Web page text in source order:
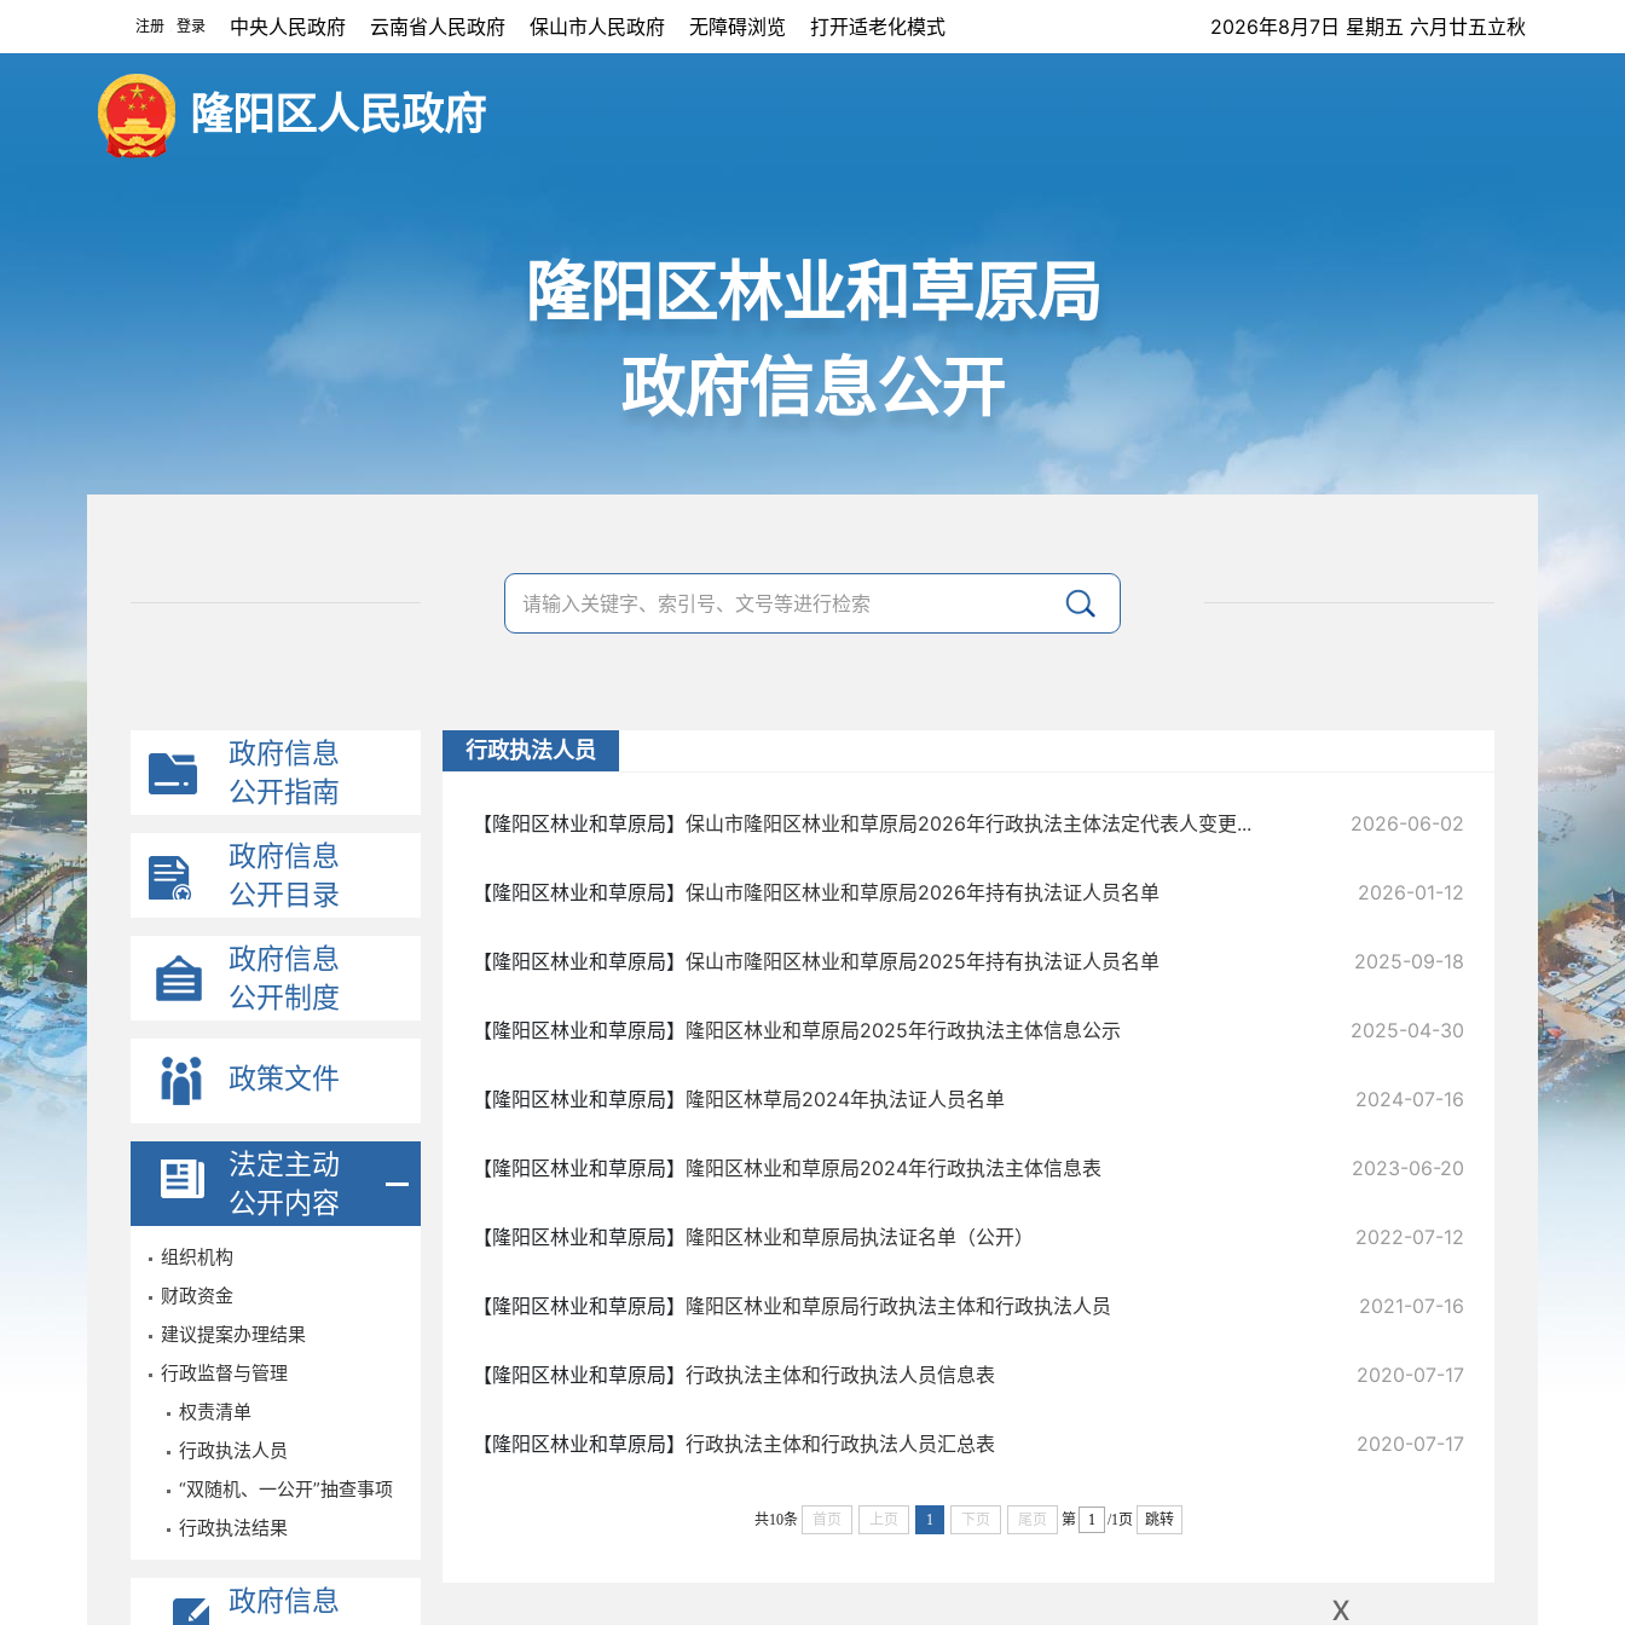
注册 登录
x
中央人民政府 云南省人民政府 保山市人民政府 无障碍浏览 打开适老化模式 2026年8月7日 星期五 六月廿五立秋
隆阳区人民政府
隆阳区林业和草原局
政府信息公开
政府信息
公开指南
政府信息
公开目录
政府信息
公开制度
政策文件
法定主动
公开内容
组织机构
财政资金
建议提案办理结果
行政监督与管理
权责清单
行政执法人员
“双随机、一公开”抽查事项
行政执法结果
政府信息
行政执法人员
【隆阳区林业和草原局】 保山市隆阳区林业和草原局2026年行政执法主体法定代表人变更... 2026-06-02
【隆阳区林业和草原局】 保山市隆阳区林业和草原局2026年持有执法证人员名单 2026-01-12
【隆阳区林业和草原局】 保山市隆阳区林业和草原局2025年持有执法证人员名单 2025-09-18
【隆阳区林业和草原局】 隆阳区林业和草原局2025年行政执法主体信息公示 2025-04-30
【隆阳区林业和草原局】 隆阳区林草局2024年执法证人员名单 2024-07-16
【隆阳区林业和草原局】 隆阳区林业和草原局2024年行政执法主体信息表 2023-06-20
【隆阳区林业和草原局】 隆阳区林业和草原局执法证名单（公开） 2022-07-12
【隆阳区林业和草原局】 隆阳区林业和草原局行政执法主体和行政执法人员 2021-07-16
【隆阳区林业和草原局】 行政执法主体和行政执法人员信息表 2020-07-17
【隆阳区林业和草原局】 行政执法主体和行政执法人员汇总表 2020-07-17
共10条 首页 上页 1 下页 尾页 第 /1页 跳转